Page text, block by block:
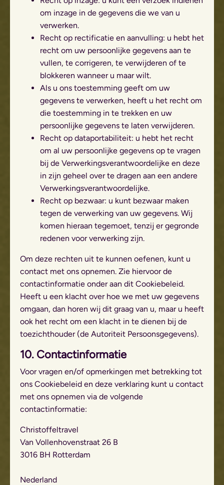
om inzage in de gegevens die we van u
verwerken.
Recht op rectificatie en aanvulling: u hebt het
recht om uw persoonlijke gegevens aan te
vullen, te corrigeren, te verwijderen of te
blokkeren wanneer u maar wilt.
Als u ons toestemming geeft om uw
gegevens te verwerken, heeft u het recht om
die toestemming in te trekken en uw
persoonlijke gegevens te laten verwijderen.
Recht op dataportabiliteit: u hebt het recht
om al uw persoonlijke gegevens op te vragen
bij de Verwerkingsverantwoordelijke en deze
in zijn geheel over te dragen aan een andere
Verwerkingsverantwoordelijke.
Recht op bezwaar: u kunt bezwaar maken
tegen de verwerking van uw gegevens. Wij
komen hieraan tegemoet, tenzij er gegronde
redenen voor verwerking zijn.
Om deze rechten uit te kunnen oefenen, kunt u
contact met ons opnemen. Zie hiervoor de
contactinformatie onder aan dit Cookiebeleid.
Heeft u een klacht over hoe we met uw gegevens
omgaan, dan horen wij dit graag van u, maar u heeft
ook het recht om een klacht in te dienen bij de
toezichthouder (de Autoriteit Persoonsgegevens).
10. Contactinformatie
Voor vragen en/of opmerkingen met betrekking tot
ons Cookiebeleid en deze verklaring kunt u contact
met ons opnemen via de volgende
contactinformatie:
Christoffeltravel
Van Vollenhovenstraat 26 B
3016 BH Rotterdam
Nederland